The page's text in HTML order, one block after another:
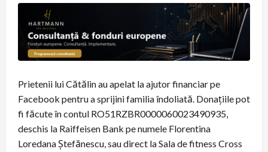
Prietenii lui Cătălin au apelat la ajutor financiar pe
Facebook pentru a sprijini familia îndoliată. Donațiile pot
fi făcute în contul RO51RZBR0000060023490935,
deschis la Raiffeisen Bank pe numele Florentina
Loredana Ștefănescu, sau direct la Sala de fitness Cross